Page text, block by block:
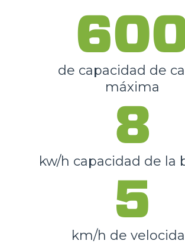
de capacidad de
máxima
8
kw/h capacidad de la
5
km/h de